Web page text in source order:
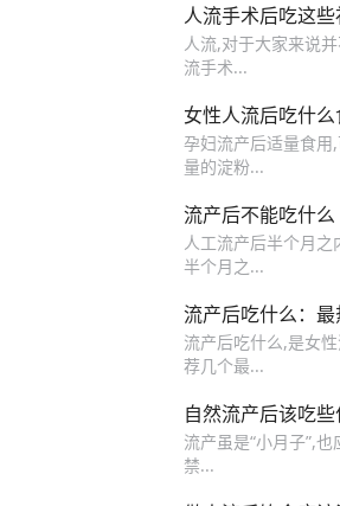
人流手术后吃这些
人流,对于大家来说
流手术...
女性人流后吃什
孕妇流产后适量食用
量的淀粉...
流产后不能吃什么
人工流产后半个月
半个月之...
流产后吃什么：
流产后吃什么,是女
荐几个最...
自然流产后该吃
流产虽是“小月子”,
禁...